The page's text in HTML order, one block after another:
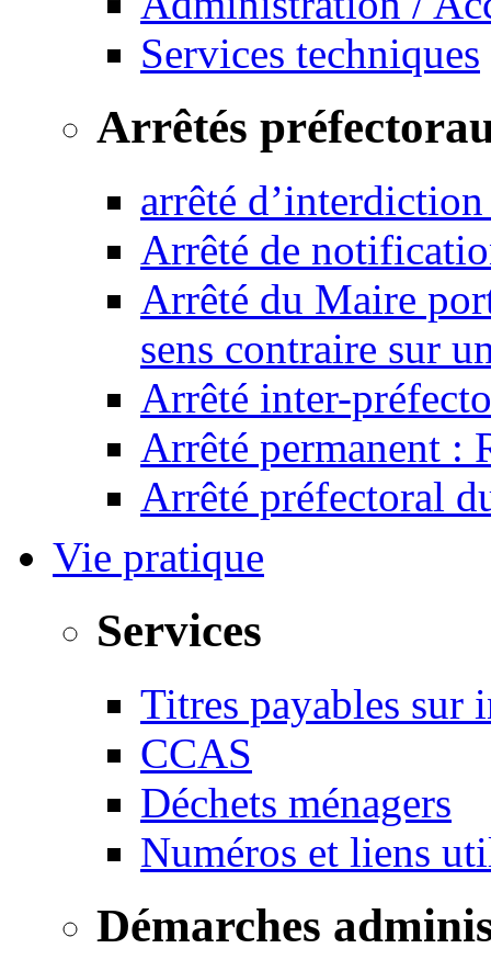
Services techniques
Arrêtés
arrêté
Arrêté de
Arrêté du Maire
sens contraire sur
Arrêté inter-
Arrêté permanent :
Arrêté préfectoral
Vie pratique
Services
Titres payables sur
CCAS
Déchets ménagers
Numéros et liens
Démarches